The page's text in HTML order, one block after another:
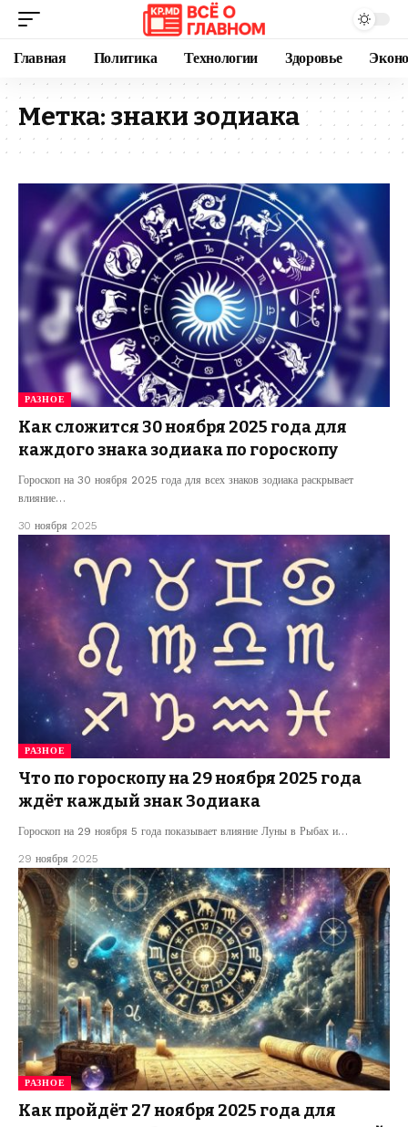
Главная Политика Технологии Здоровье
Метка: знаки зодиака
РАЗНОЕ
Как сложится 30 ноября 2025 года для
каждого знака зодиака по гороскопу
Гороскоп на 30 ноября 2025 года для всех знаков зодиака раскрывает
влияние…
30 ноября 2025
РАЗНОЕ
Что по гороскопу на 29 ноября 2025 года
ждёт каждый знак Зодиака
Гороскоп на 29 ноября 5 года показывает влияние Луны в Рыбах и…
29 ноября 2025
РАЗНОЕ
Как пройдёт 27 ноября 2025 года для